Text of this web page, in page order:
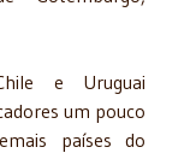
e Uruguai
um pouco
países do